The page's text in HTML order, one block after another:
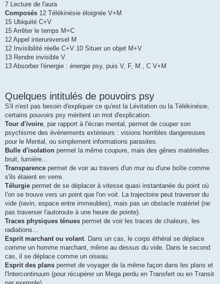
7 Lecture de l'aura
Composés 12 Télékinésie éloignée V+M
15 Ubiquité C+V
15 Arrêter le temps M+C
12 Appel interuniversel M
12 Invisibilité réelle C+V 10 Situer un objet M+V
13 Rendre invisible V
13 Absorber l'énergie : énergie psy, puis V, F, M , C V+M
Quelques intitulés de pouvoirs psy
S'il n'est pas besoin d'expliquer ce qu'est la Lévitation ou la Télékinésie,
certains pouvoirs psy méritent un mot d'explication.
Tour d'ivoire, par rapport à I'écran mental, permet de couper son
psychisme des évènements extérieurs : visions horribles dangereuses
pour le Mental, ou simplement informations parasites.
Bulle d'isolation permet la même coupure, mais des gênes matérielles :
bruit, lumière...
Transparence permet de voir au travers d'un mur ou d'une boîte comme
s'ils étaient en verre.
Télurgie permet de se déplacer à vitesse quasi instantanée du point où
I'on se trouve vers un point que l'on voit. La trajectoire peut traverser du
vide (ravin, espace entre immeubles), mais pas un obstacle matériel (ne
pas traverser l'autoroute à une heure de pointe).
Traces physiques ténues permet de voir les traces de chaleurs, les
radiations...
Esprit marchant ou volant. Dans un cas, le corps éthéral se déplace
comme un homme marchant, même au dessus du vide. Dans le second
cas, il se déplace comme un oiseau.
Esprit des plans permet de voyager de la même façon dans les plans et
l'Intercontinuum (pour récupérer un Mega perdu en Transfert ou en Transit